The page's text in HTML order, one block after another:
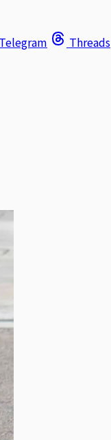
Telegram Threads